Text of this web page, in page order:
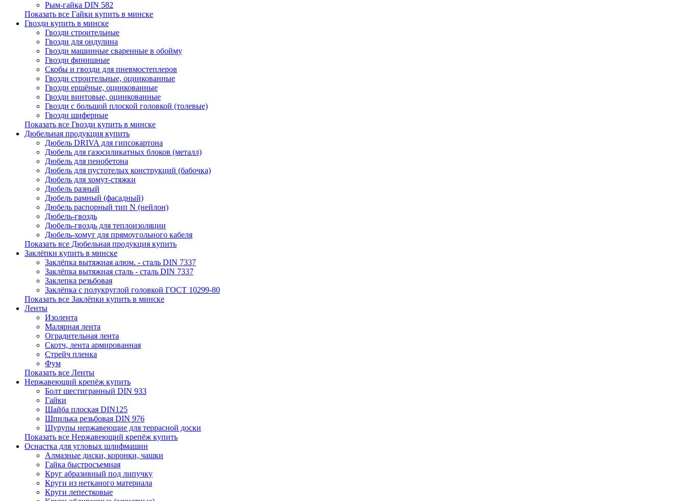
Рым-гайка DIN 582
Показать все Гайки купить в минске
Гвозди купить в минске
Гвозди строительные
Гвозди для ондулина
Гвозди машинные сваренные в обойму
Гвозди финишные
Скобы и гвозди для пневмостеплеров
Гвозди строительные, оцинкованные
Гвозди ершёные, оцинкованные
Гвозди винтовые, оцинкованные
Гвозди с большой плоской головкой (толевые)
Гвозди шиферные
Показать все Гвозди купить в минске
Дюбельная продукция купить
Дюбель DRIVA для гипсокартона
Дюбель для газосиликатных блоков (металл)
Дюбель для пенобетона
Дюбель для пустотелых конструкций (бабочка)
Дюбель для хомут-стяжки
Дюбель разный
Дюбель рамный (фасадный)
Дюбель распорный тип N (нейлон)
Дюбель-гвоздь
Дюбель-гвоздь для теплоизоляции
Дюбель-хомут для прямоугольного кабеля
Показать все Дюбельная продукция купить
Заклёпки купить в минске
Заклёпка вытяжная алюм. - сталь DIN 7337
Заклёпка вытяжная сталь - сталь DIN 7337
Заклепка резьбовая
Заклёпка с полукруглой головкой ГОСТ 10299-80
Показать все Заклёпки купить в минске
Ленты
Изолента
Малярная лента
Оградительная лента
Скотч, лента армированная
Стрейч пленка
Фум
Показать все Ленты
Нержавеющий крепёж купить
Болт шестигранный DIN 933
Гайки
Шайба плоская DIN125
Шпилька резьбовая DIN 976
Шурупы нержавеющие для террасной доски
Показать все Нержавеющий крепёж купить
Оснастка для угловых шлифмашин
Алмазные диски, коронки, чашки
Гайка быстросъемная
Круг абразивный под липучку
Круги из нетканого материала
Круги лепестковые